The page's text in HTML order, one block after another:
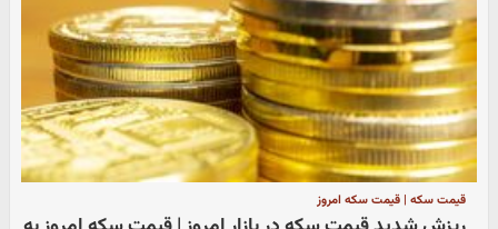
قیمت سکه | قیمت سکه امروز